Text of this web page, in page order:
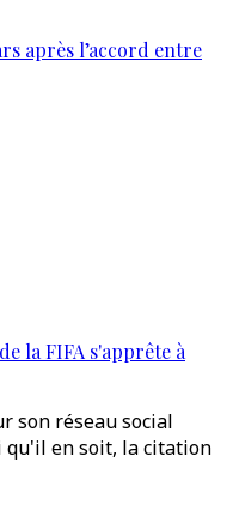
après l’accord entre
la FIFA s'apprête à
son réseau social
qu'il en soit, la citation